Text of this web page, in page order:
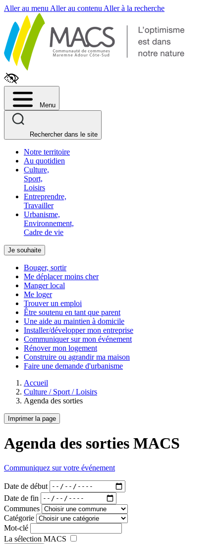
Aller au menu Aller au contenu Aller à la recherche
Menu
Rechercher dans le site
Notre territoire
Au quotidien
Culture,
Sport,
Loisirs
Entreprendre,
Travailler
Urbanisme,
Environnement,
Cadre de vie
Je souhaite
Bouger, sortir
Me déplacer moins cher
Manger local
Me loger
Trouver un emploi
Être soutenu en tant que parent
Une aide au maintien à domicile
Installer/développer mon entreprise
Communiquer sur mon événement
Rénover mon logement
Construire ou agrandir ma maison
Faire une demande d'urbanisme
Accueil
Culture / Sport / Loisirs
Agenda des sorties
Imprimer la page
Agenda des sorties MACS
Communiquez sur votre événement
Date de début
Date de fin
Communes
Catégorie
Mot-clé
La sélection MACS
Fenêtre
de
chat